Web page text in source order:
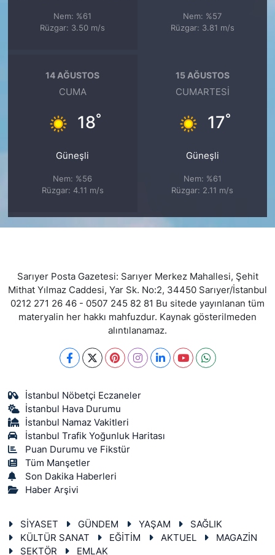
Nem: %61
Rüzgar: 3.50 m/s
Nem: %57
Rüzgar: 3.81 m/s
14 AĞUSTOS
CUMA
18°
Güneşli
Nem: %56
Rüzgar: 4.11 m/s
15 AĞUSTOS
CUMARTESI
17°
Güneşli
Nem: %61
Rüzgar: 2.11 m/s
Sarıyer Posta Gazetesi: Sarıyer Merkez Mahallesi, Şehit
Mithat Yılmaz Caddesi, Yar Sk. No:2, 34450 Sarıyer/İstanbul
0212 271 26 46 - 0507 245 82 81 Bu sitede yayınlanan tüm
materyalin her hakkı mahfuzdur. Kaynak gösterilmeden
alıntılanamaz.
İstanbul Nöbetçi Eczaneler
İstanbul Hava Durumu
İstanbul Namaz Vakitleri
İstanbul Trafik Yoğunluk Haritası
Puan Durumu ve Fikstür
Tüm Manşetler
Son Dakika Haberleri
Haber Arşivi
SİYASET GÜNDEM YAŞAM
SAĞLIK
KÜLTÜR SANAT
EĞİTİM AKTUEL
MAGAZİN
SEKTÖR
EMLAK